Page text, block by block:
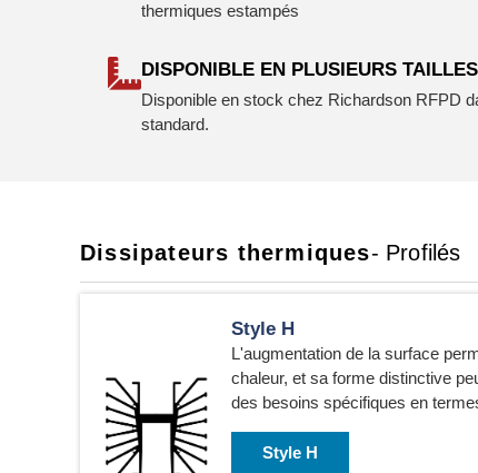
thermiques estampés
DISPONIBLE EN PLUSIEURS TAILLES
Disponible en stock chez Richardson RFPD
standard.
Dissipateurs thermiques- Profilés
Style H
L'augmentation de la surface
chaleur, et sa forme distinctive
des besoins spécifiques en
Style H